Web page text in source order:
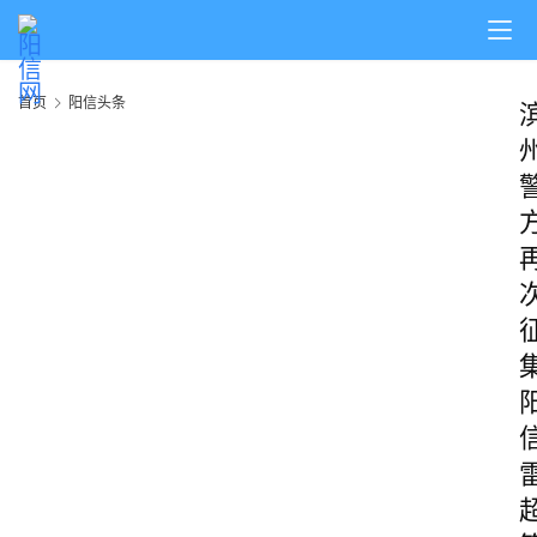
首页 阳信头条